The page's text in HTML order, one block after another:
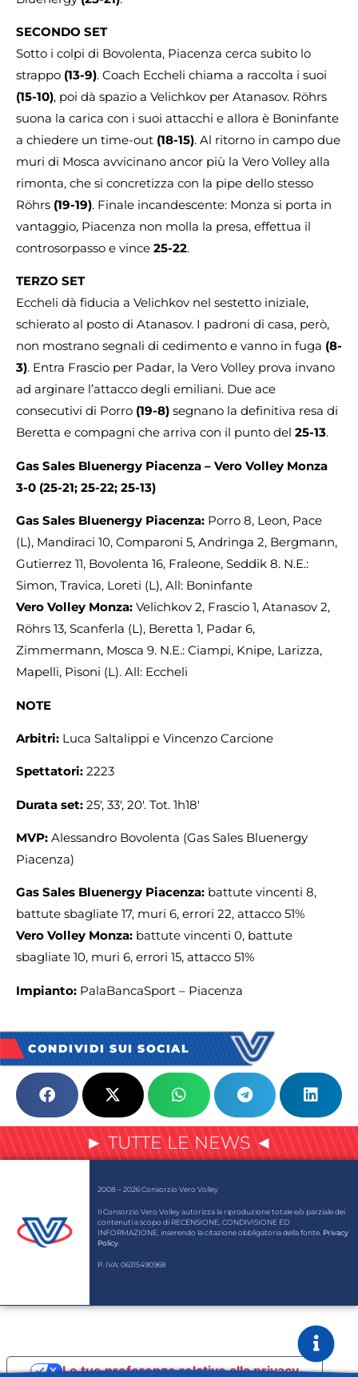
SECONDO SET
Sotto i colpi di Bovolenta, Piacenza cerca subito lo
strappo (13-9). Coach Eccheli chiama a raccolta i suoi
(15-10), poi dà spazio a Velichkov per Atanasov. Röhrs
suona la carica con i suoi attacchi e allora è Boninfante
a chiedere un time-out (18-15). Al ritorno in campo due
muri di Mosca avvicinano ancor più la Vero Volley alla
rimonta, che si concretizza con la pipe dello stesso
Röhrs (19-19). Finale incandescente: Monza si porta in
vantaggio, Piacenza non molla la presa, effettua il
controsorpasso e vince 25-22.
TERZO SET
Eccheli dà fiducia a Velichkov nel sestetto iniziale,
schierato al posto di Atanasov. I padroni di casa, però,
non mostrano segnali di cedimento e vanno in fuga (8-
3). Entra Frascio per Padar, la Vero Volley prova invano
ad arginare l’attacco degli emiliani. Due ace
consecutivi di Porro (19-8) segnano la definitiva resa di
Beretta e compagni che arriva con il punto del 25-13.
Gas Sales Bluenergy Piacenza – Vero Volley Monza
3-0 (25-21; 25-22; 25-13)
Gas Sales Bluenergy Piacenza: Porro 8, Leon, Pace
(L), Mandiraci 10, Comparoni 5, Andringa 2, Bergmann,
Gutierrez 11, Bovolenta 16, Fraleone, Seddik 8. N.E.:
Simon, Travica, Loreti (L), All: Boninfante
Vero Volley Monza: Velichkov 2, Frascio 1, Atanasov 2,
Röhrs 13, Scanferla (L), Beretta 1, Padar 6,
Zimmermann, Mosca 9. N.E.: Ciampi, Knipe, Larizza,
Mapelli, Pisoni (L). All: Eccheli
NOTE
Arbitri: Luca Saltalippi e Vincenzo Carcione
Spettatori: 2223
Durata set: 25′, 33′, 20′. Tot. 1h18′
MVP: Alessandro Bovolenta (Gas Sales Bluenergy
Piacenza)
Gas Sales Bluenergy Piacenza: battute vincenti 8,
battute sbagliate 17, muri 6, errori 22, attacco 51%
Vero Volley Monza: battute vincenti 0, battute
sbagliate 10, muri 6, errori 15, attacco 51%
Impianto: PalaBancaSport – Piacenza
CONDIVIDI SUI SOCIAL
► TUTTE LE NEWS ◄
2008 – 2026 Consorzio Vero Volley
Il Consorzio Vero Volley autorizza la riproduzione totale e/o parziale dei
contenuti a scopo di RECENSIONE, CONDIVISIONE ED
INFORMAZIONE, inserendo la citazione obbligatoria della fonte. Privacy
Policy
P. IVA: 06315490968
Le tue preferenze relative alla privacy